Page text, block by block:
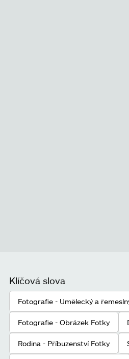
Klíčová slova
Fotografie - Umělecký a
Fotografie - Obrázek Fotky
Rodina - Příbuzenství Fotky